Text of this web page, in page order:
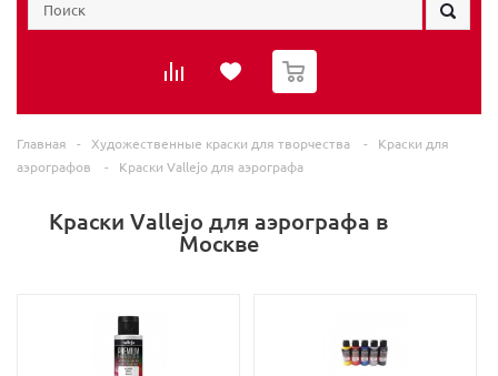
0
Главная - Художественные краски для творчества -
Краски для
аэрографов
- Краски Vallejo для аэрографа
Краски Vallejo для аэрографа в
Москве